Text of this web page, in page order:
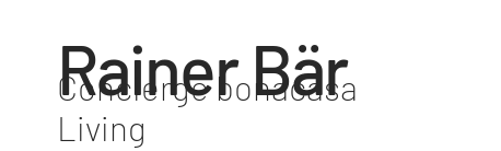
Rainer Bär
Concierge bonacasa
Living